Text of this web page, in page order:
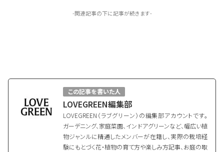
-関連記事の下に記事が続きます-
この記事を書いた人
LOVEGREEN編集部
LOVEGREEN（ラブグリーン）の編集部アカウントです。
ガーデニング、家庭菜園、インドアグリーンなど、幅広い植
物ジャンルに精通したメンバーが在籍し、実際の栽培経
験にもとづく花・植物の育て方や楽しみ方記事、お庭の取